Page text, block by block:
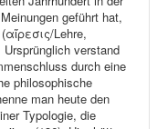
geführt hat,
Lehre,
verstand
durch eine
philosophische
man heute den
Typologie, die